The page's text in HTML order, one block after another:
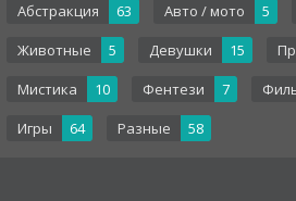
Абстракция
63 Авто / мото 5
Животные
5 Девушки 15
Мистика
10 Фентези 7
Игры
64 Разные 58